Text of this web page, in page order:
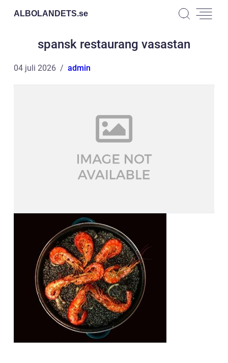
ALBOLANDETS.se
spansk restaurang vasastan
04 juli 2026 admin